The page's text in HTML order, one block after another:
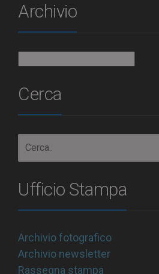
Archivio
Cerca
Ufficio Stampa
Archivio fotografico
Archivio newsletter
Rassegna stampa